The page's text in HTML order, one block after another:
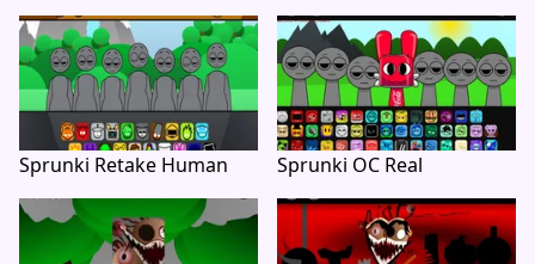
Sprunki Retake Human Sprunki OC Real